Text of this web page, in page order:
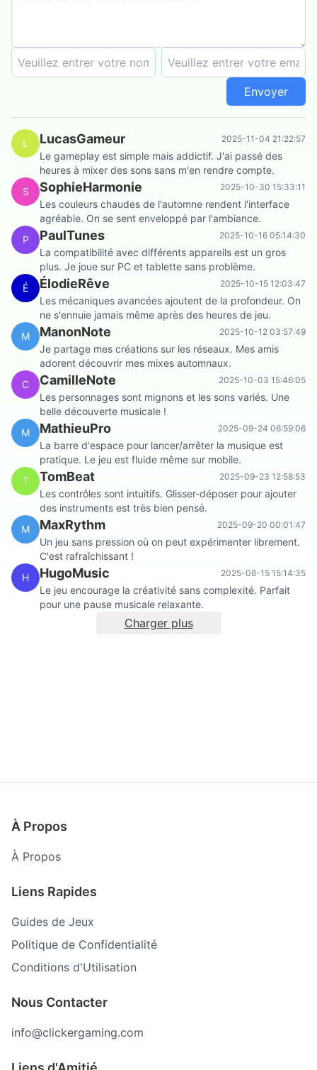
Envoyer
L LucasGameur 2025-11-04 21:22:57
Le gameplay est simple mais addictif. J'ai passé des
heures à mixer des sons sans m'en rendre compte.
S
SophieHarmonie 2025-10-30 15:33:11
Les couleurs chaudes de l'automne rendent l'interface
agréable. On se sent enveloppé par l'ambiance.
P
PaulTunes 2025-10-16 05:14:30
La compatibilité avec différents appareils est un gros
plus. Je joue sur PC et tablette sans problème.
É
ÉlodieRêve 2025-10-15 12:03:47
Les mécaniques avancées ajoutent de la profondeur. On
ne s'ennuie jamais même après des heures de jeu.
M
ManonNote 2025-10-12 03:57:49
Je partage mes créations sur les réseaux. Mes amis
adorent découvrir mes mixes automnaux.
C
CamilleNote 2025-10-03 15:46:05
Les personnages sont mignons et les sons variés. Une
belle découverte musicale !
M
MathieuPro 2025-09-24 06:59:06
La barre d'espace pour lancer/arrêter la musique est
pratique. Le jeu est fluide même sur mobile.
T
TomBeat 2025-09-23 12:58:53
Les contrôles sont intuitifs. Glisser-déposer pour ajouter
des instruments est très bien pensé.
M
MaxRythm 2025-09-20 00:01:47
Un jeu sans pression où on peut expérimenter librement.
C'est rafraîchissant !
H
HugoMusic 2025-08-15 15:14:35
Le jeu encourage la créativité sans complexité. Parfait
pour une pause musicale relaxante.
Charger plus
À Propos
À Propos
Liens Rapides
Guides de Jeux
Politique de Confidentialité
Conditions d'Utilisation
Nous Contacter
info@clickergaming.com